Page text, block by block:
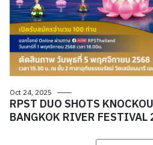
Oct 24, 2025
RPST DUO SHOTS
BANGKOK RIVER